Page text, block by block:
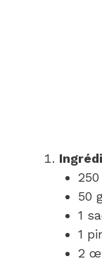
50
1
1
2